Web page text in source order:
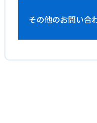
その他のお問い合